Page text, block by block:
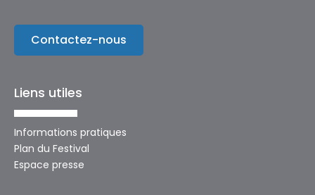
Contactez-nous
Liens utiles
Informations pratiques
Plan du Festival
Espace presse